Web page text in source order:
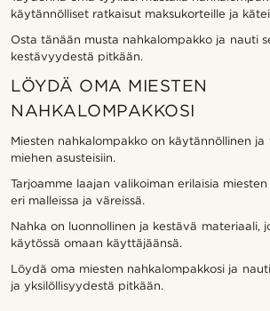
käytännölliset ratkaisut maksukorteille ja
Osta tänään musta nahkalompakko ja nauti
kestävyydestä pitkään.
LÖYDÄ OMA MIESTEN
NAHKALOMPAKKOSI
Miesten nahkalompakko on käytännöllinen ja
miehen asusteisiin.
Tarjoamme laajan valikoiman erilaisia
eri malleissa ja väreissä.
Nahka on luonnollinen ja kestävä materiaali,
käytössä omaan käyttäjäänsä.
Löydä oma miesten nahkalompakkosi ja
ja yksilöllisyydestä pitkään.